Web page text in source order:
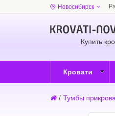
Новосибирск
Купить
Кровати
/ Тумбы